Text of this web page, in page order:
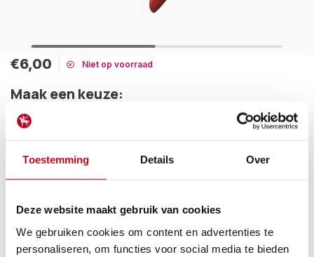
Toestemming Details Over
Deze website maakt gebruik van cookies
We gebruiken cookies om content en advertenties te
personaliseren, om functies voor social media te bieden
€6,00 Niet op voorraad
Maak een keuze:
Tijdelijk uitverkocht
Zijn je handgrepen versleten van de Felco 5? Tijd voor
nieuwe! Makkelijk te vervangen door deze te verwarmen en
warm water. Je schuift ze er dan zo omheen.
Betaal achteraf met Riverty.
Gratis verzendenvanaf € 60 in België en Nederland.*